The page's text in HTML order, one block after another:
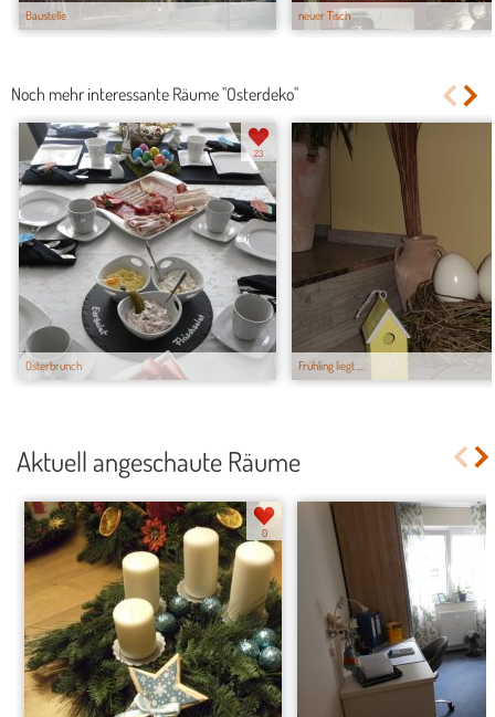
Baustelle neuer Tisch
Noch mehr interessante Räume "Osterdeko"
Osterbrunch
23
Frühling liegt ...
Aktuell angeschaute Räume
0